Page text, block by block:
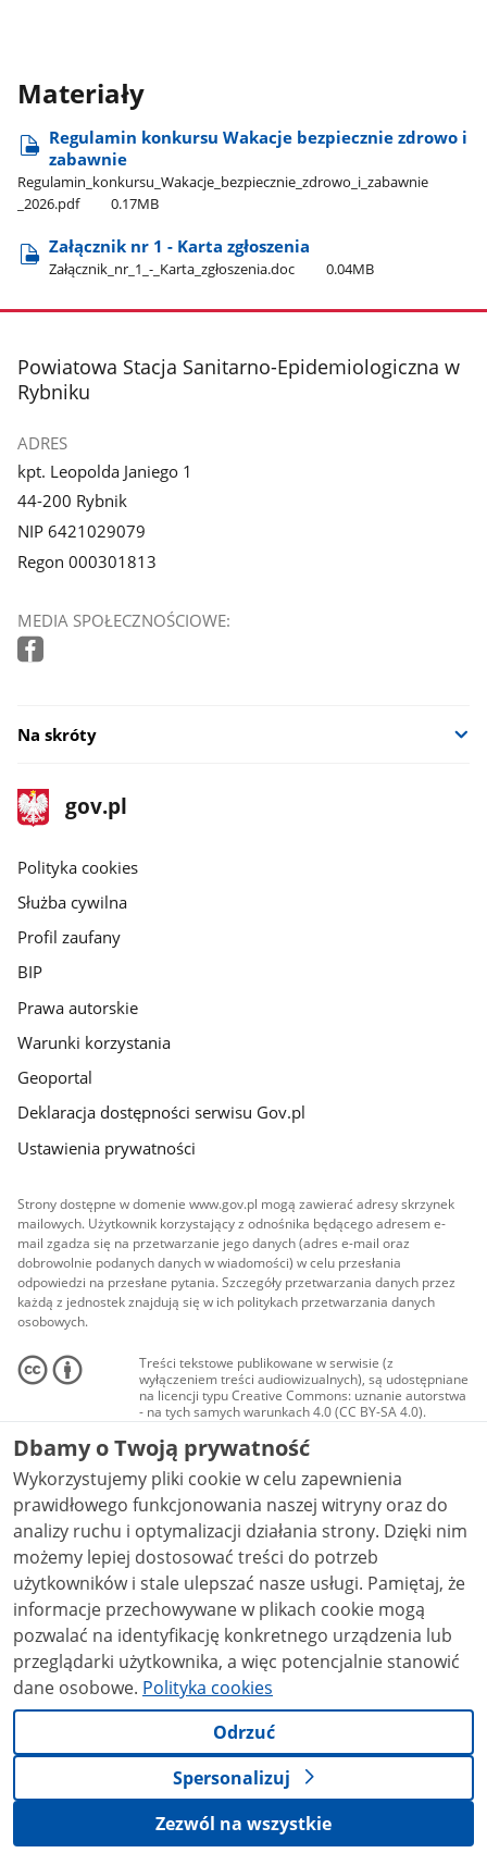
Materiały
Regulamin konkursu Wakacje bezpiecznie zdrowo i
zabawnie
Regulamin​_konkursu​_Wakacje​_bezpiecznie​_zdrowo​_i​_zabawnie​
_2026.pdf
0.17MB
Załącznik nr 1 - Karta zgłoszenia
Załącznik​_nr​_1​_-​_Karta​_zgłoszenia.doc 0.04MB
stopka
Powiatowa Stacja Sanitarno-Epidemiologiczna w
Rybniku
ADRES
kpt. Leopolda Janiego 1
44-200 Rybnik
NIP 6421029079
Regon 000301813
MEDIA SPOŁECZNOŚCIOWE:
Na skróty
stopka
gov.pl
Strona
gov.pl
gov.pl
Polityka cookies
Służba cywilna
Profil zaufany
BIP
Prawa autorskie
Warunki korzystania
Geoportal
Deklaracja dostępności serwisu Gov.pl
Ustawienia prywatności
Strony dostępne w domenie www.gov.pl mogą zawierać adresy skrzynek
mailowych. Użytkownik korzystający z odnośnika będącego adresem e-
mail zgadza się na przetwarzanie jego danych (adres e-mail oraz
dobrowolnie podanych danych w wiadomości) w celu przesłania
odpowiedzi na przesłane pytania. Szczegóły przetwarzania danych przez
każdą z jednostek znajdują się w ich politykach przetwarzania danych
osobowych.
Treści tekstowe publikowane w serwisie (z
wyłączeniem treści audiowizualnych), są udostępniane
na licencji typu Creative Commons: uznanie autorstwa
- na tych samych warunkach 4.0 (CC BY-SA 4.0).
Materiały audiowizualne, w tym zdjęcia, materiały
audio i wideo, są udostępniane na licencji typu
Creative Commons: uznanie autorstwa użycie
niekomercyjne - bez utworów zależnych 4.0 (CC BY-
NC-ND 4.0), o ile nie jest to stwierdzone inaczej.
Dbamy o Twoją prywatność
Wykorzystujemy pliki cookie w celu zapewnienia
prawidłowego funkcjonowania naszej witryny oraz do
analizy ruchu i optymalizacji działania strony. Dzięki nim
możemy lepiej dostosować treści do potrzeb
użytkowników i stale ulepszać nasze usługi. Pamiętaj, że
informacje przechowywane w plikach cookie mogą
pozwalać na identyfikację konkretnego urządzenia lub
przeglądarki użytkownika, a więc potencjalnie stanowić
dane osobowe. Polityka cookies
Odrzuć
Spersonalizuj
Zezwól na wszystkie